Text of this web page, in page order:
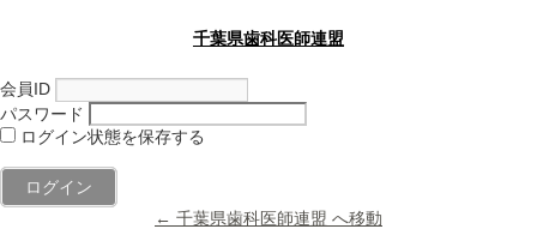
千葉県歯科医師連盟
会員ID
パスワード
ログイン状態を保存する
← 千葉県歯科医師連盟 へ移動